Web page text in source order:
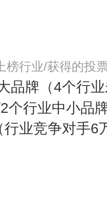
榜行业/获得的投
品牌 （4个行
个行业中小品
行业竞争对手6